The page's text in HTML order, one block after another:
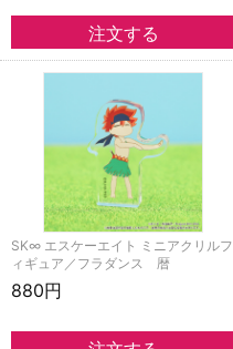
SK∞ エスケーエイト ミニアクリルフ
ィギュア／フラダンス 暦
880円